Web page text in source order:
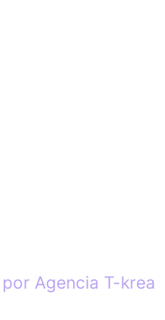
Agencia T-krea